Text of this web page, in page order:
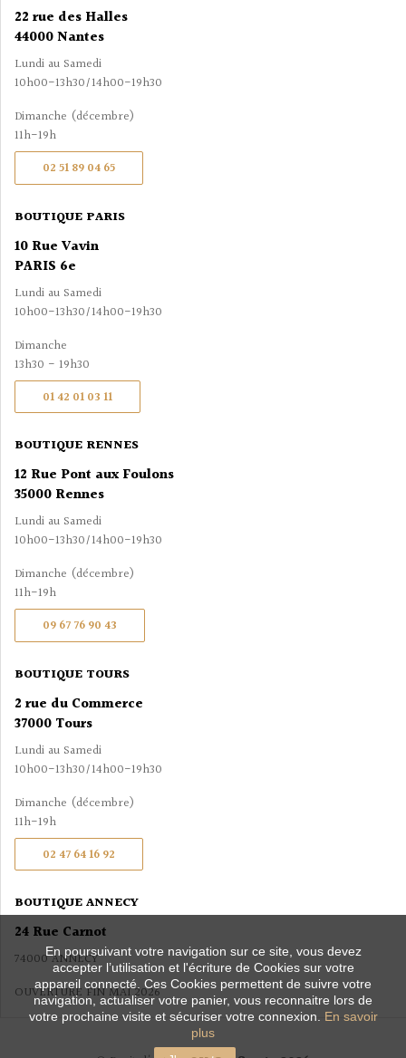
22 rue des Halles
44000 Nantes
Lundi au Samedi
10h00-13h30/14h00-19h30
Dimanche (décembre)
11h-19h
02 51 89 04 65
BOUTIQUE PARIS
10 Rue Vavin
PARIS 6e
Lundi au Samedi
10h00-13h30/14h00-19h30
Dimanche
13h30 - 19h30
01 42 01 03 11
BOUTIQUE RENNES
12 Rue Pont aux Foulons
35000 Rennes
Lundi au Samedi
10h00-13h30/14h00-19h30
Dimanche (décembre)
11h-19h
09 67 76 90 43
BOUTIQUE TOURS
2 rue du Commerce
37000 Tours
Lundi au Samedi
10h00-13h30/14h00-19h30
Dimanche (décembre)
11h-19h
02 47 64 16 92
BOUTIQUE ANNECY
24 Rue Carnot
74000 ANNECY
OUVERTURE FIN MAI 2026
En poursuivant votre navigation sur ce site, vous devez
accepter l’utilisation et l'écriture de Cookies sur votre
appareil connecté. Ces Cookies permettent de suivre votre
navigation, actualiser votre panier, vous reconnaitre lors de
votre prochaine visite et sécuriser votre connexion. En savoir
plus